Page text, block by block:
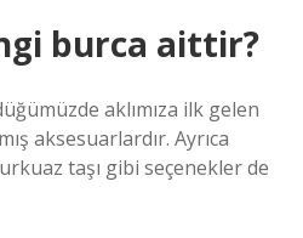
burca aittir?
aklımıza ilk gelen
aksesuarlardır. Ayrıca
taşı gibi seçenekler de